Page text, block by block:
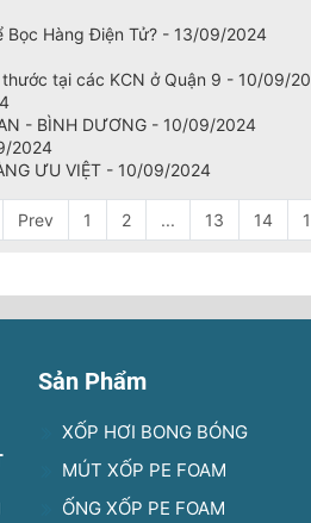
Bọc Hàng Điện Tử? - 13/09/2024
tại các KCN ở Quận 9 - 10/09/
- BÌNH DƯƠNG - 10/09/2024
2024
ƯU VIỆT - 10/09/2024
Prev 1 2 ... 13 14
Sản Phẩm
XỐP HƠI BONG BÓNG
MÚT XỐP PE FOAM
ỐNG XỐP PE FOAM